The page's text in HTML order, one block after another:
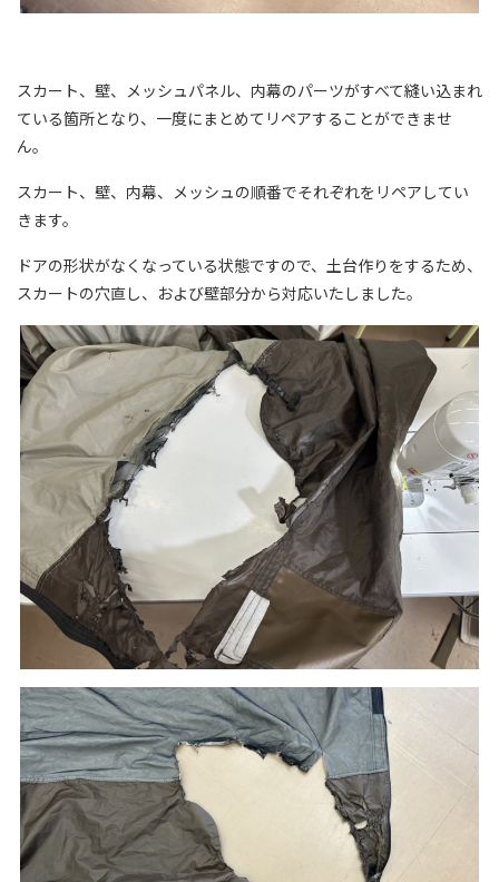
スカート、壁、メッシュパネル、内幕のパーツがすべて縫い込まれ
ている箇所となり、一度にまとめてリペアすることができませ
ん。
スカート、壁、内幕、メッシュの順番でそれぞれをリペアしてい
きます。
ドアの形状がなくなっている状態ですので、土台作りをするため、
スカートの穴直し、および壁部分から対応いたしました。